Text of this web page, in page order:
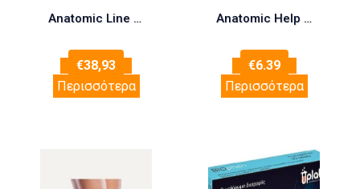
Anatomic Line 5154 Ελαστική Μετεγχειρητική Ζώνη Μέσης με Μπανέλες Ύψους 20cm σε Μπεζ χρώμα One Size
€38,93
Περισσότερα
Anatomic Help 1502 Επιγονατίδα Απλή Ελαστική με Τρύπα 1τμχ (Μπεζ) – XXL
€6.39
Περισσότερα